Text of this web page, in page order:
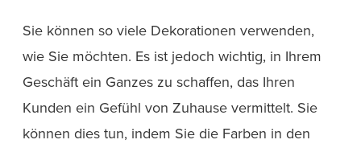
Sie können so viele Dekorationen verwenden,
wie Sie möchten. Es ist jedoch wichtig, in Ihrem
Geschäft ein Ganzes zu schaffen, das Ihren
Kunden ein Gefühl von Zuhause vermittelt. Sie
können dies tun, indem Sie die Farben in den